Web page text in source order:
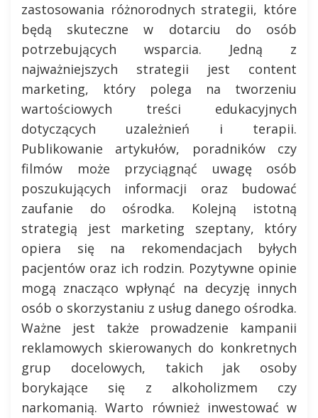
zastosowania różnorodnych strategii, które
będą skuteczne w dotarciu do osób
potrzebujących wsparcia. Jedną z
najważniejszych strategii jest content
marketing, który polega na tworzeniu
wartościowych treści edukacyjnych
dotyczących uzależnień i terapii.
Publikowanie artykułów, poradników czy
filmów może przyciągnąć uwagę osób
poszukujących informacji oraz budować
zaufanie do ośrodka. Kolejną istotną
strategią jest marketing szeptany, który
opiera się na rekomendacjach byłych
pacjentów oraz ich rodzin. Pozytywne opinie
mogą znacząco wpłynąć na decyzję innych
osób o skorzystaniu z usług danego ośrodka.
Ważne jest także prowadzenie kampanii
reklamowych skierowanych do konkretnych
grup docelowych, takich jak osoby
borykające się z alkoholizmem czy
narkomanią. Warto również inwestować w